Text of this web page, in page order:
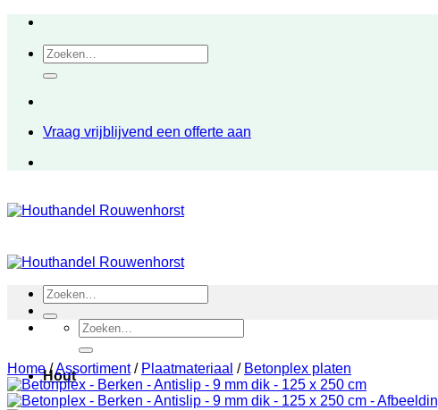
inhoudZoeken
naar:
Vraag vrijblijvend een offerte aan
Zoeken
naar:
Hout
Zoeken
naar:
Home /Assortiment / Plaatmateriaal / Betonplex platen